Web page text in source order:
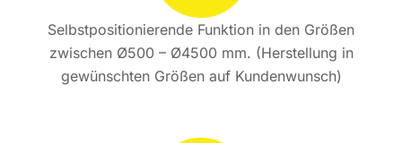
Selbstpositionierende Funktion in den Größen
zwischen Ø500 – Ø4500 mm. (Herstellung in
gewünschten Größen auf Kundenwunsch)